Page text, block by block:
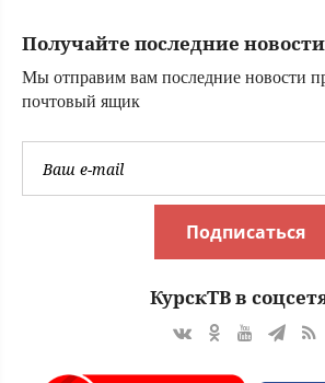
Получайте последние
Мы отправим вам последние новости
почтовый ящик
Подписаться
КурскТВ в